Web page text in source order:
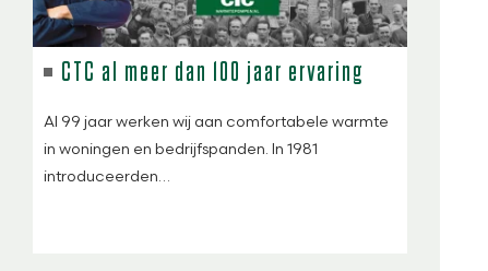
CTC al meer dan 100 jaar ervaring
Al 99 jaar werken wij aan comfortabele warmte
in woningen en bedrijfspanden. In 1981
introduceerden…